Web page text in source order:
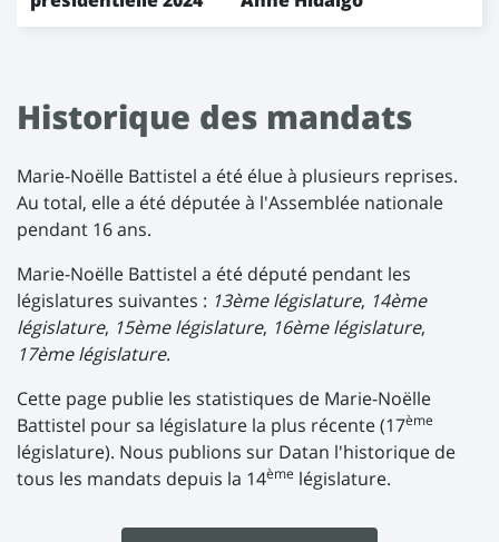
Historique des mandats
Marie-Noëlle Battistel a été élue à plusieurs reprises.
Au total, elle a été députée à l'Assemblée nationale
pendant 16 ans.
Marie-Noëlle Battistel a été député pendant les
législatures suivantes : 13ème législature, 14ème
législature, 15ème législature, 16ème législature,
17ème législature.
Cette page publie les statistiques de Marie-Noëlle
Battistel pour sa législature la plus récente (17ème
législature). Nous publions sur Datan l'historique de
tous les mandats depuis la 14ème législature.